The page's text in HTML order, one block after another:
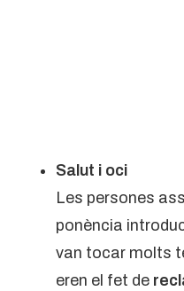
Salut i oci
Les persones
ponència
van tocar molts
eren el fet de